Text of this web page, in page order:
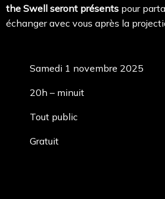
the Swell seront présents pour
échanger avec vous après la
Samedi 1 novembre 2025
20h – minuit
Tout public
Gratuit